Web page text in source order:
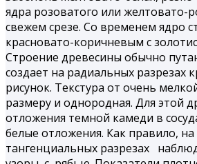
ядра розоватого или желтовато-
свежем срезе. Со временем ядро
красновато-коричневым с
Строение древесины обычно
создает на радиальных разрезах
рисунок. Текстура от очень
размеру и однородная. Для этой
отложения темной камеди в
белые отложения. Как правило,
тангенциальных разрезах